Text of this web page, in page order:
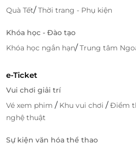
Quà Tết/Thời trang - Phụ kiện
Khóa học - Đào tạo
Khóa học ngắn hạn/Trung tâm
e-Ticket
Vui chơi giải trí
Vé xem phim / Khu vui chơi /Điểm
nghệ thuật
Sự kiện văn hóa thể thao